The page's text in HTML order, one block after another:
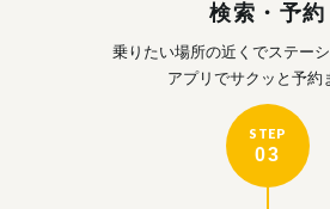
検索・予約
乗りたい場所の近くでステー
アプリでサクッと予約
STEP
03